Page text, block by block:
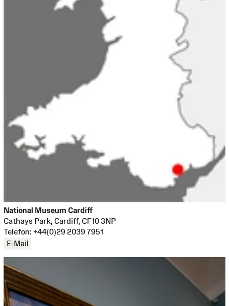
National Museum Cardiff
Cathays Park, Cardiff, CF10 3NP
Telefon: +44(0)29 2039 7951
E-Mail